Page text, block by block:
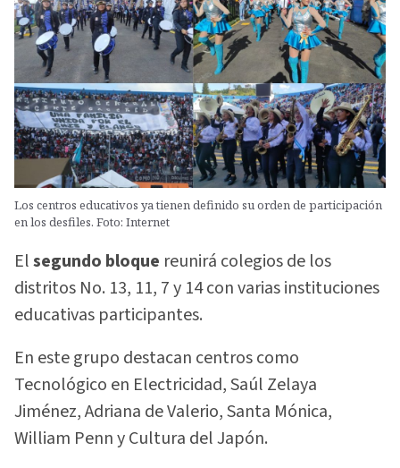
Los centros educativos ya tienen definido su orden de participación
en los desfiles. Foto: Internet
Elsegundo bloque reunirá colegios de los
distritos No. 13, 11, 7 y 14 con varias instituciones
educativas participantes.
En este grupo destacan centros como
Tecnológico en Electricidad, Saúl Zelaya
Jiménez, Adriana de Valerio, Santa Mónica,
William Penn y Cultura del Japón.